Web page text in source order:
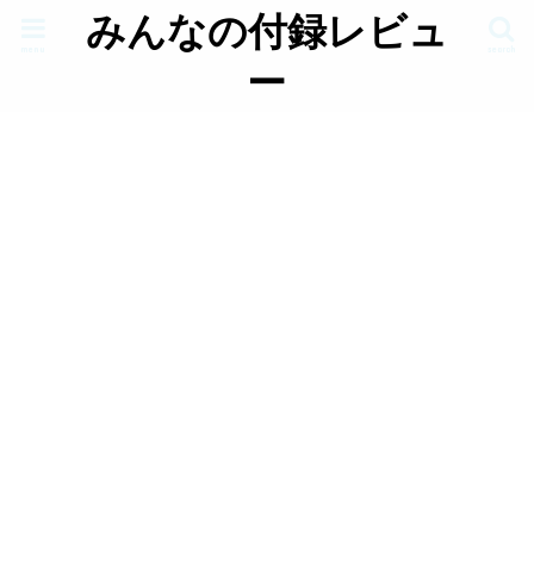
みんなの付録レビュ
ー